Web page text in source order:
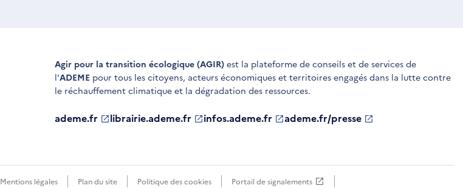
Agir pour la transition écologique (AGIR) est la plateforme de conseils et de services de
l'ADEME pour tous les citoyens, acteurs économiques et territoires engagés dans la lutte contre
le réchauffement climatique et la dégradation des ressources.
ademe.fr
S'ouvre librairie.ademe.fr
S'ouvre infos.ademe.fr
S'ouvre ademe.fr/presse
S'ouvre
Mentions légales Plan du site Politique des cookies Portail de signalements
S'ouvre